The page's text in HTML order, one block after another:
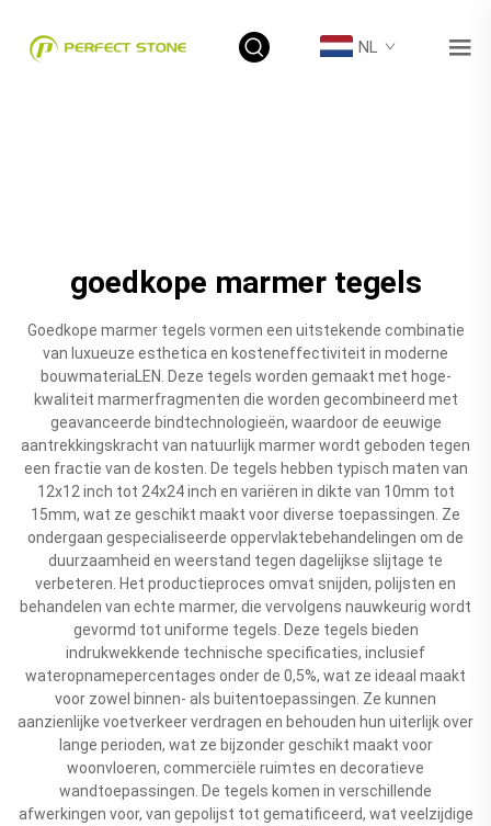
NL
goedkope marmer tegels
Goedkope marmer tegels vormen een uitstekende combinatie
van luxueuze esthetica en kosteneffectiviteit in moderne
bouwmateriaLEN. Deze tegels worden gemaakt met hoge-
kwaliteit marmerfragmenten die worden gecombineerd met
geavanceerde bindtechnologieën, waardoor de eeuwige
aantrekkingskracht van natuurlijk marmer wordt geboden tegen
een fractie van de kosten. De tegels hebben typisch maten van
12x12 inch tot 24x24 inch en variëren in dikte van 10mm tot
15mm, wat ze geschikt maakt voor diverse toepassingen. Ze
ondergaan gespecialiseerde oppervlaktebehandelingen om de
duurzaamheid en weerstand tegen dagelijkse slijtage te
verbeteren. Het productieproces omvat snijden, polijsten en
behandelen van echte marmer, die vervolgens nauwkeurig wordt
gevormd tot uniforme tegels. Deze tegels bieden
indrukwekkende technische specificaties, inclusief
wateropnamepercentages onder de 0,5%, wat ze ideaal maakt
voor zowel binnen- als buitentoepassingen. Ze kunnen
aanzienlijke voetverkeer verdragen en behouden hun uiterlijk over
lange perioden, wat ze bijzonder geschikt maakt voor
woonvloeren, commerciële ruimtes en decoratieve
wandtoepassingen. De tegels komen in verschillende
afwerkingen voor, van gepolijst tot gematificeerd, wat veelzijdige